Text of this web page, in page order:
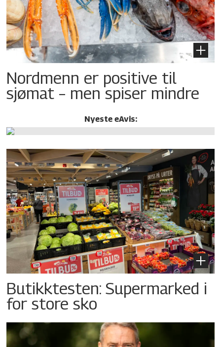
Nordmenn er positive til
sjømat – men spiser mindre
Nyeste eAvis:
Butikktesten: Supermarked i
for store sko